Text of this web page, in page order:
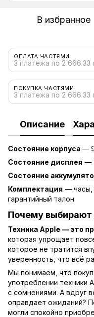
В избранное
ОПЛАТА ЧАСТЯМИ
3 платежа по 2 666.33
ПОКУПКА ЧАСТЯМИ
3 платежа по 2 666.33
Описание
Состояние корпуса —
Состояние дисплея —
Состояние
Комплектация — часы,
гарантийный талон
Почему выбирают
Техника Apple — это
которая упрощает
которое не тратится
уверенность, что всё
Мы понимаем, что
употреблении техники
с сомнениями. А вдруг
оправдает ожиданий?
могли спокойно